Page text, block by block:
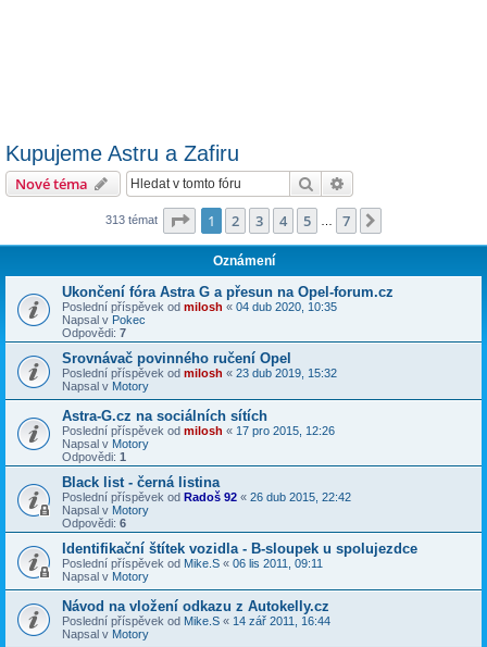
Kupujeme Astru a Zafiru
Nové téma Hledat
313 témat Stránka z
1 2 3 4 5 7
Oznámení
Ukončení fóra Astra G a přesun na Opel-forum.cz
Poslední příspěvek od milosh « 04 dub 2020, 10:35
Napsal v Pokec
Odpovědi: 7
Srovnávač povinného ručení Opel
Poslední příspěvek od milosh « 23 dub 2019, 15:32
Napsal v Motory
Astra-G.cz na sociálních sítích
Poslední příspěvek od milosh « 17 pro 2015, 12:26
Napsal v Motory
Odpovědi: 1
Black list - černá listina
Poslední příspěvek od Radoš 92 « 26 dub 2015, 22:42
Napsal v Motory
Odpovědi: 6
Identifikační štítek vozidla - B-sloupek u spolujezdce
Poslední příspěvek od Mike.S « 06 lis 2011, 09:11
Napsal v Motory
Návod na vložení odkazu z Autokelly.cz
Poslední příspěvek od Mike.S « 14 zář 2011, 16:44
Napsal v Motory